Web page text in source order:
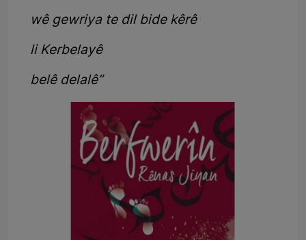
wê gewriya te dil bide kêrê
li Kerbelayê
belê delalê”